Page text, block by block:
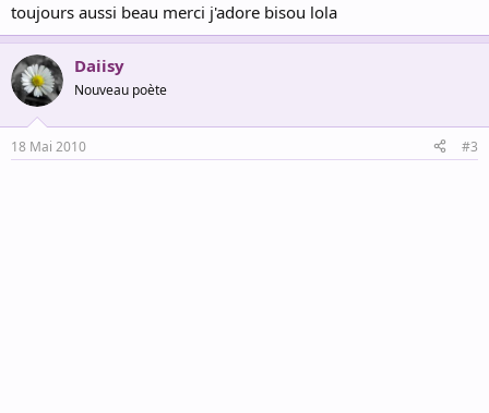
toujours aussi beau merci j'adore bisou lola
Daiisy
Nouveau poète
18 Mai 2010 #3